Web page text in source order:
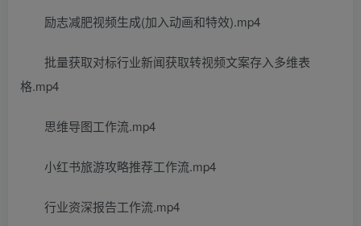
励志减肥视频生成(加入动画和特效).mp4
批量获取对标行业新闻获取转视频文案存入多维表
格.mp4
思维导图工作流.mp4
小红书旅游攻略推荐工作流.mp4
行业资深报告工作流.mp4